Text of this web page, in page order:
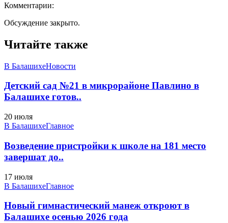
Комментарии:
Обсуждение закрыто.
Читайте также
В БалашихеНовости
Детский сад №21 в микрорайоне Павлино в
Балашихе готов..
20 июля
В БалашихеГлавное
Возведение пристройки к школе на 181 место
завершат до..
17 июля
В БалашихеГлавное
Новый гимнастический манеж откроют в
Балашихе осенью 2026 года